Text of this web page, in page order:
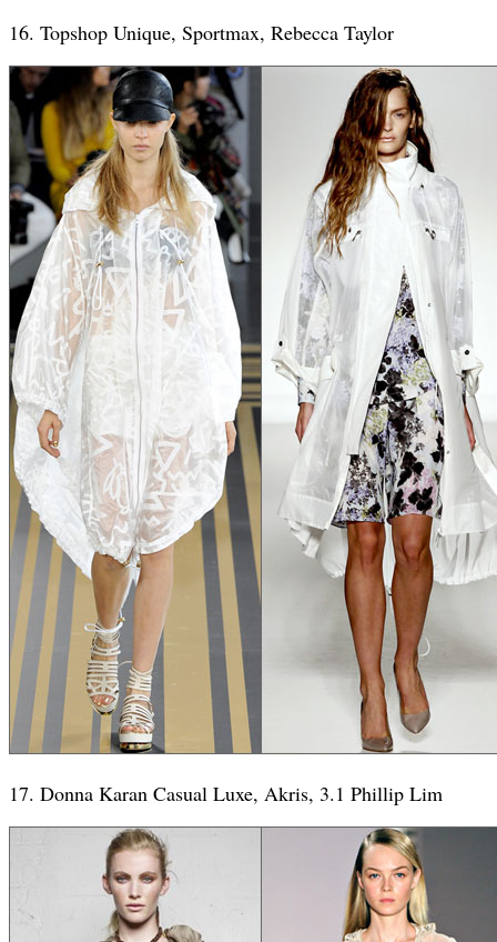
16. Topshop Unique, Sportmax, Rebecca Taylor
17. Donna Karan Casual Luxe, Akris, 3.1 Phillip Lim